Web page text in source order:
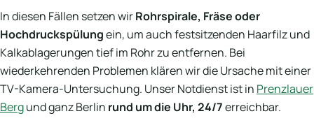
In diesen Fällen setzen wirRohrspirale, Fräse oder
Hochdruckspülungein, um auch festsitzenden Haarfilz und
Kalkablagerungen tief im Rohr zu entfernen. Bei
wiederkehrenden Problemen klären wir die Ursache mit einer
TV-Kamera-Untersuchung. Unser Notdienst ist in Prenzlauer
Bergund ganz Berlin rund um die Uhr, 24/7erreichbar.